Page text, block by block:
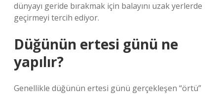
dünyayı geride bırakmak için balayını uzak yerlerde
geçirmeyi tercih ediyor.
Düğünün ertesi günü ne
yapılır?
Genellikle düğünün ertesi günü gerçekleşen “örtü”